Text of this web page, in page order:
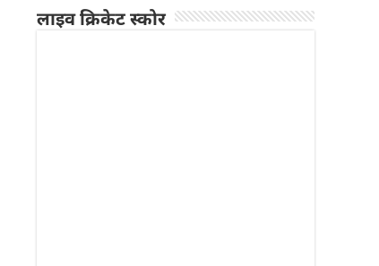
लाइव क्रिकेट स्कोर